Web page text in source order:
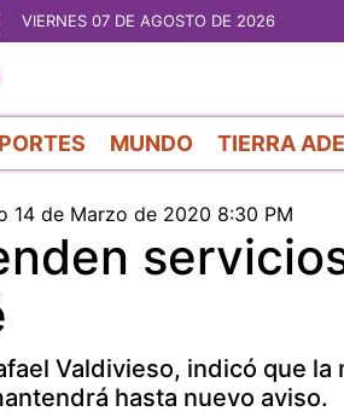
VIERNES 07 DE AGOSTO DE 2026
MUNDO TIERRA
14 de Marzo de 2020 8:30 PM
Valdivieso, indicó que
hasta nuevo aviso.